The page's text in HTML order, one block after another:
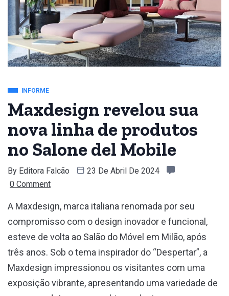
INFORME
Maxdesign revelou sua
nova linha de produtos
no Salone del Mobile
By Editora Falcão
23 De Abril De 2024
0 Comment
A Maxdesign, marca italiana renomada por seu
compromisso com o design inovador e funcional,
esteve de volta ao Salão do Móvel em Milão, após
três anos. Sob o tema inspirador do “Despertar”, a
Maxdesign impressionou os visitantes com uma
exposição vibrante, apresentando uma variedade de